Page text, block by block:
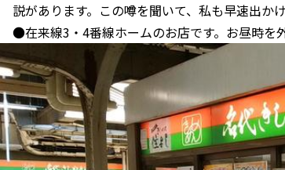
説があります。この噂を聞いて、私も早速出か
●在来線3・4番線ホームのお店です。お昼時を